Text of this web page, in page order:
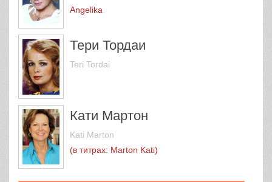
Angelika
Тери Тордаи
Teri Tordai
Кати Мартон
Kati Marton
(в титрах: Marton Kati)